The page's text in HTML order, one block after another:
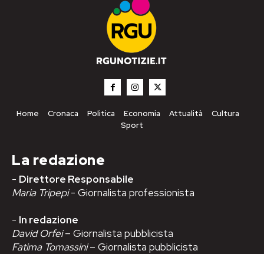
Home Cronaca Politica Economia Attualità
Cultura
Sport
La redazione
- Direttore Responsabile
Maria Tripepi- Giornalista professionista
- In redazione
David Orfei– Giornalista pubblicista
Fatima Tomassini– Giornalista pubblicista